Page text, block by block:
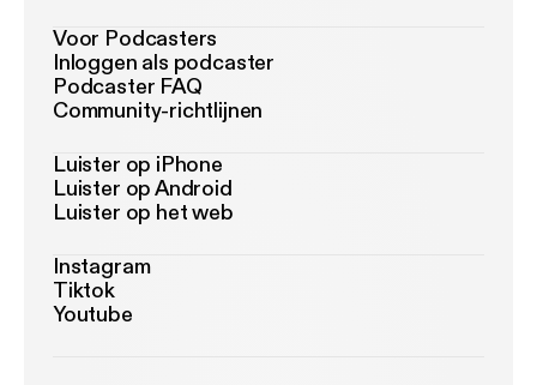
Voor Podcasters
Inloggen als podcaster
Podcaster FAQ
Community-richtlijnen
Luister op iPhone
Luister op Android
Luister op het web
Instagram
Tiktok
Youtube